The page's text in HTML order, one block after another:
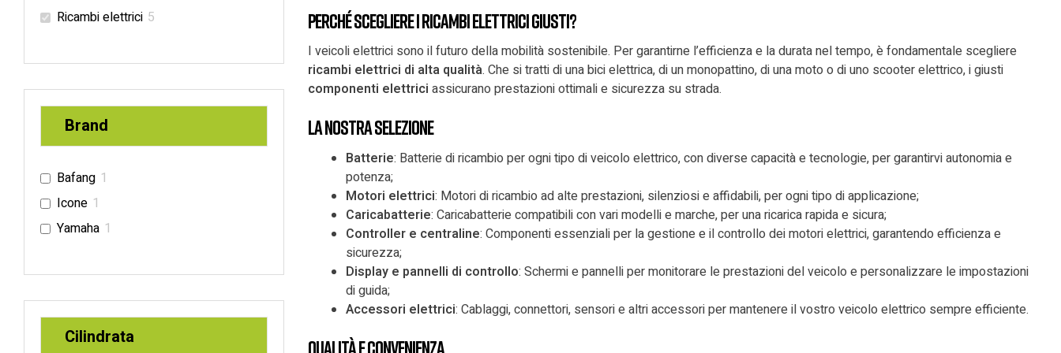
Perché scegliere i ricambi elettrici giusti?
I veicoli elettrici sono il futuro della mobilità sostenibile. Per garantirne l’efficienza e la durata nel tempo, è fondamentale scegliere
ricambi elettrici di alta qualità. Che si tratti di una bici elettrica, di un monopattino, di una moto o di uno scooter elettrico, i giusti
componenti elettrici assicurano prestazioni ottimali e sicurezza su strada.
La nostra selezione
Batterie: Batterie di ricambio per ogni tipo di veicolo elettrico, con diverse capacità e tecnologie, per garantirvi autonomia e
potenza;
Motori elettrici: Motori di ricambio ad alte prestazioni, silenziosi e affidabili, per ogni tipo di applicazione;
Caricabatterie: Caricabatterie compatibili con vari modelli e marche, per una ricarica rapida e sicura;
Controller e centraline: Componenti essenziali per la gestione e il controllo dei motori elettrici, garantendo efficienza e
sicurezza;
Display e pannelli di controllo: Schermi e pannelli per monitorare le prestazioni del veicolo e personalizzare le impostazioni
di guida;
Accessori elettrici: Cablaggi, connettori, sensori e altri accessori per mantenere il vostro veicolo elettrico sempre efficiente.
Qualità e convenienza
Ricambi elettrici 5
Brand
Bafang 1
Icone 1
Yamaha 1
Cilindrata